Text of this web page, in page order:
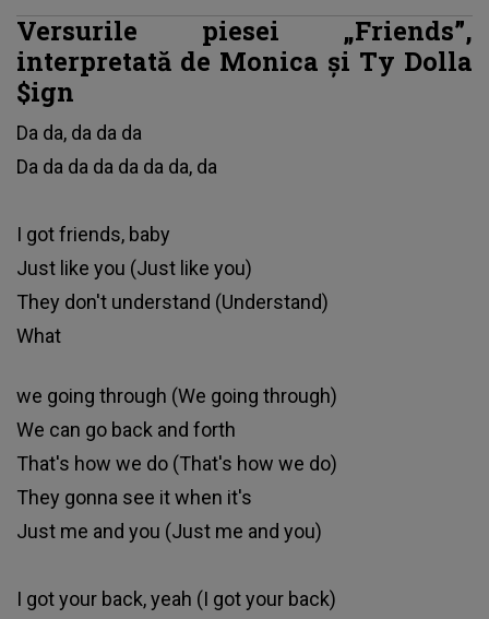
Versurile piesei „Friends”,
interpretată de Monica și Ty Dolla
$ign
Da da, da da da
Da da da da da da da, da
I got friends, baby
Just like you (Just like you)
They don't understand (Understand)
What
we going through (We going through)
We can go back and forth
That's how we do (That's how we do)
They gonna see it when it's
Just me and you (Just me and you)
I got your back, yeah (I got your back)